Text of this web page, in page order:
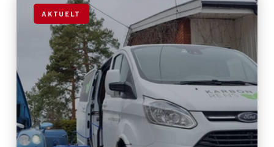
AKTUELT